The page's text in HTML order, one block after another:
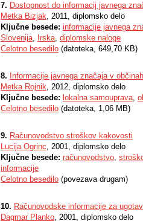
7. Dostopnost do informacij javnega
Metka Bizjak, 2011, diplomsko delo
Ključne besede: informacije javnega
Slovenija, Irska, diplomske naloge
Celotno besedilo (datoteka, 649,70 KB)
8. Informacije javnega značaja v občinah
Metka Rojnik, 2012, diplomsko delo
Ključne besede: lokalna samouprava,
Celotno besedilo (datoteka, 1,06 MB)
9. Računovodstvo stroškov kakovosti
Lucija Ogrinc, 2001, diplomsko delo
Ključne besede: računovodstvo,
informacije
Celotno besedilo (povezava drugam)
10. Računovodske informacije za
Dagmar Planko, 2001, diplomsko delo